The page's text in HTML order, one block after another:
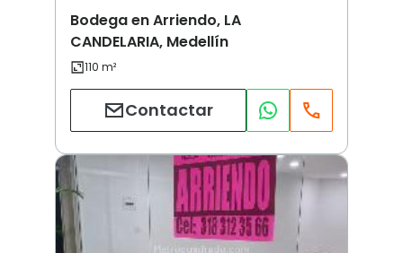
Bodega en Arriendo, LA
CANDELARIA, Medellín
Contactar